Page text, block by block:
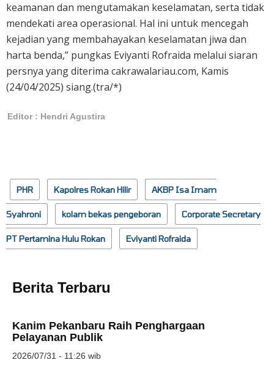
keamanan dan mengutamakan keselamatan, serta tidak
mendekati area operasional. Hal ini untuk mencegah
kejadian yang membahayakan keselamatan jiwa dan
harta benda,” pungkas Eviyanti Rofraida melalui siaran
persnya yang diterima cakrawalariau.com, Kamis
(24/04/2025) siang.(tra/*)
Editor : Hendri Agustira
PHR Kapolres Rokan Hilir AKBP Isa Imam
Syahroni kolam bekas pengeboran Corporate Secretary
PT Pertamina Hulu Rokan Eviyanti Rofraida
Berita Terbaru
Kanim Pekanbaru Raih Penghargaan
Pelayanan Publik
2026/07/31 - 11:26 wib